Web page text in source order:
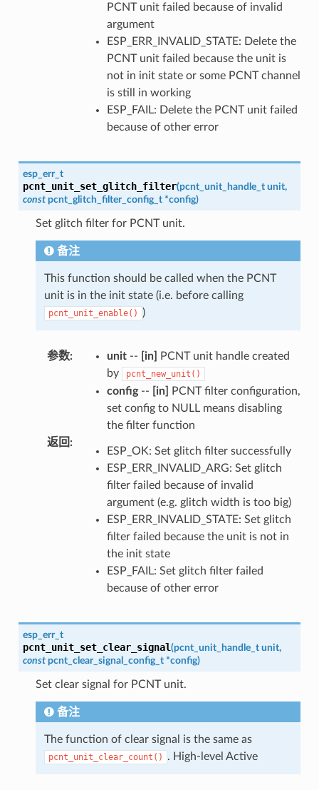
PCNT unit failed because of invalid
argument
ESP_ERR_INVALID_STATE: Delete the
PCNT unit failed because the unit is
not in init state or some PCNT channel
is still in working
ESP_FAIL: Delete the PCNT unit failed
because of other error
esp_err_t
pcnt_unit_set_glitch_filter(pcnt_unit_handle_t unit,
const pcnt_glitch_filter_config_t *config)
Set glitch filter for PCNT unit.
备注
This function should be called when the PCNT
unit is in the init state (i.e. before calling
pcnt_unit_enable() )
参数: unit-- [in]
PCNT unit handle created
by
pcnt_new_unit()
config-- [in]
PCNT filter configuration,
set config to NULL means disabling
the filter function
返回 :
ESP_OK: Set glitch filter successfully
ESP_ERR_INVALID_ARG: Set glitch
filter failed because of invalid
argument (e.g. glitch width is too big)
ESP_ERR_INVALID_STATE: Set glitch
filter failed because the unit is not in
the init state
ESP_FAIL: Set glitch filter failed
because of other error
esp_err_t
pcnt_unit_set_clear_signal(pcnt_unit_handle_t unit,
const pcnt_clear_signal_config_t *config)
Set clear signal for PCNT unit.
备注
The function of clear signal is the same as
pcnt_unit_clear_count() . High-level Active